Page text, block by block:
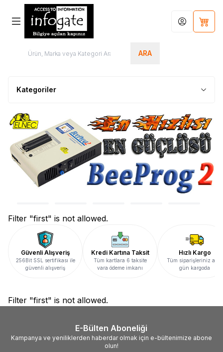
ARA
Hesabım
Kategoriler
Filter "first" is not allowed.
Güvenli Alışveriş
256Bit SSL sertifikası ile
güvenli alışveriş
Kredi Kartına Taksit
Tüm kartlara 6 taksite
vara ödeme imkanı
Hızlı Kargo
Tüm siparişleriniz aynı
gün kargoda
Filter "first" is not allowed.
E-Bülten Aboneliği
Kampanya ve yeniliklerden haberdar olmak için e-bültenimize abone
olun!